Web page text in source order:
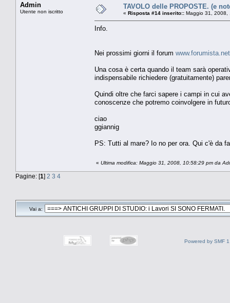
Admin
Utente non iscritto
TAVOLO delle PROPOSTE. (e
« Risposta #14 inserito:: Maggio 31, 2008,
Info.
Nei prossimi giorni il forum www.forumista.net
Una cosa è certa quando il team sarà
indispensabile richiedere (gratuitamente)
Quindi oltre che farci sapere i campi in cui
conoscenze che potremo coinvolgere in
ciao
ggiannig
PS: Tutti al mare? Io no per ora. Qui c'è da
« Ultima modifica: Maggio 31, 2008, 10:58:29 pm da
Pagine: [1] 2 3 4
Vai a:
Powered by SMF